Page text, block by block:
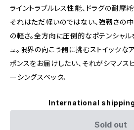
ライントラブルレス性能、ドラグの耐摩
それはただ軽いのではない、強靱さの
の軽さ。全方向に圧倒的なポテンシャ
ュ。限界の向こう側に挑むストイックな
ポンスをお届けしたい、それがシマノス
ーシングスペック。
International
Sold out